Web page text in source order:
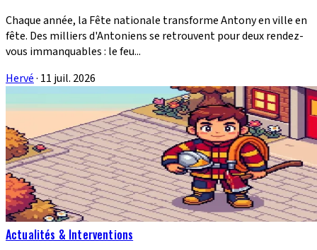
Chaque année, la Fête nationale transforme Antony en ville en
fête. Des milliers d'Antoniens se retrouvent pour deux rendez-
vous immanquables : le feu...
Hervé· 11 juil. 2026
Actualités & Interventions